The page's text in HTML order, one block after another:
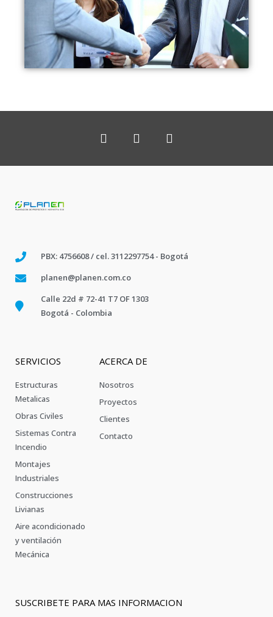
PBX: 4756608 / cel. 3112297754 - Bogotá
planen@planen.com.co
Calle 22d # 72-41 T7 OF 1303
Bogotá - Colombia
SERVICIOS
Estructuras
Metalicas
Obras Civiles
Sistemas Contra
Incendio
Montajes
Industriales
Construcciones
Livianas
Aire acondicionado
y ventilación
Mecánica
ACERCA DE
Nosotros
Proyectos
Clientes
Contacto
SUSCRIBETE PARA MAS INFORMACION